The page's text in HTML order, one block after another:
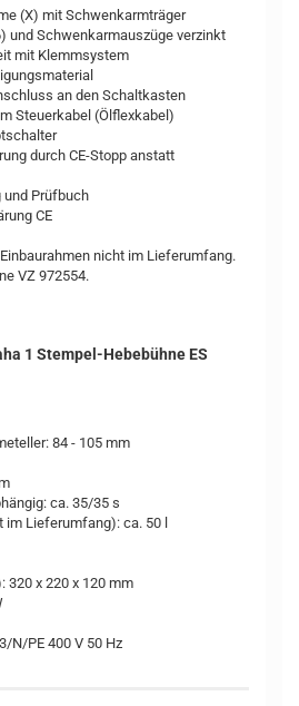
(X) mit Schwenkarmträger
und Schwenkarmauszüge verzinkt
mit Klemmsystem
an den Schaltkasten
Steuerkabel (Ölflexkabel)
durch CE-Stopp anstatt
und Prüfbuch
CE
nicht im Lieferumfang.
VZ 972554.
1 Stempel-Hebebühne ES
84 - 105 mm
ca. 35/35 s
Lieferumfang): ca. 50 l
320 x 220 x 120 mm
N/PE 400 V 50 Hz